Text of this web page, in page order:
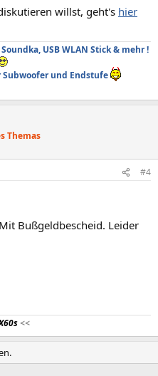
willst, geht's hier
USB WLAN Stick & mehr !
und Endstufe
Themas
#4
Bußgeldbescheid. Leider
<<